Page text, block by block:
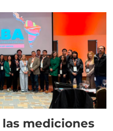
las mediciones